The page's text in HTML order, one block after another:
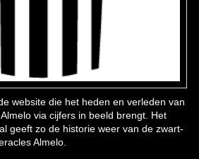
website die het heden en verleden van
via cijfers in beeld brengt. Het
geeft zo de historie weer van de zwart-
Almelo.